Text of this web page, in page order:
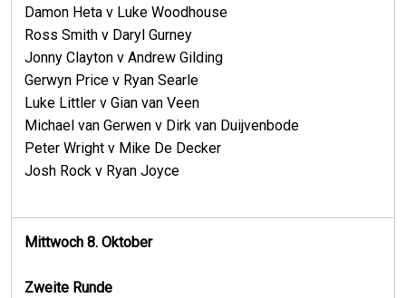
Damon Heta v Luke Woodhouse
Ross Smith v Daryl Gurney
Jonny Clayton v Andrew Gilding
Gerwyn Price v Ryan Searle
Luke Littler v Gian van Veen
Michael van Gerwen v Dirk van Duijvenbode
Peter Wright v Mike De Decker
Josh Rock v Ryan Joyce
Mittwoch 8. Oktober
Zweite Runde